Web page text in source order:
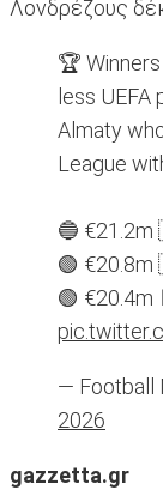
Λονδρέζους
🏆
less
Almaty
League
🔵
🟢
🟢 €20.4m
— Football
2026
gazzetta.gr